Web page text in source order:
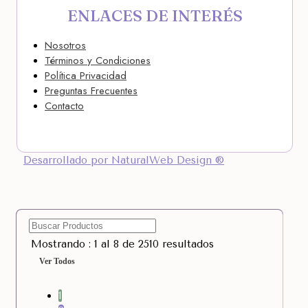
ENLACES DE INTERÉS
Nosotros
Términos y Condiciones
Política Privacidad
Preguntas Frecuentes
Contacto
Desarrollado por NaturalWeb Design ®
Mostrando : 1 al 8 de 2510 resultados
Ver Todos
1